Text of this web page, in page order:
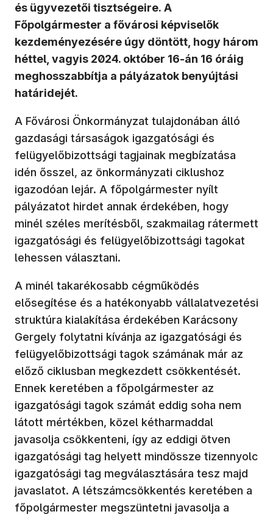
és ügyvezetői tisztségeire. A
Főpolgármester a fővárosi képviselők
kezdeményezésére úgy döntött, hogy három
héttel, vagyis 2024. október 16-án 16 óráig
meghosszabbítja a pályázatok benyújtási
határidejét.
A Fővárosi Önkormányzat tulajdonában álló
gazdasági társaságok igazgatósági és
felügyelőbizottsági tagjainak megbízatása
idén ősszel, az önkormányzati ciklushoz
igazodóan lejár. A főpolgármester nyílt
pályázatot hirdet annak érdekében, hogy
minél széles merítésből, szakmailag rátermett
igazgatósági és felügyelőbizottsági tagokat
lehessen választani.
A minél takarékosabb cégműködés
elősegítése és a hatékonyabb vállalatvezetési
struktúra kialakítása érdekében Karácsony
Gergely folytatni kívánja az igazgatósági és
felügyelőbizottsági tagok számának már az
előző ciklusban megkezdett csökkentését.
Ennek keretében a főpolgármester az
igazgatósági tagok számát eddig soha nem
látott mértékben, közel kétharmaddal
javasolja csökkenteni, így az eddigi ötven
igazgatósági tag helyett mindössze tizennyolc
igazgatósági tag megválasztására tesz majd
javaslatot. A létszámcsökkentés keretében a
főpolgármester megszüntetni javasolja a